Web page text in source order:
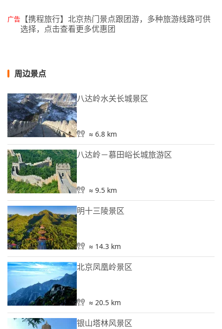
广告 【携程旅行】北京热门景点跟团游，多种旅游线路可供
选择，点击查看更多优惠团
周边景点
八达岭水关长城景区
≈ 6.8 km
八达岭－慕田峪长城旅游区
≈ 9.5 km
明十三陵景区
≈ 14.3 km
北京凤凰岭景区
≈ 20.5 km
银山塔林风景区